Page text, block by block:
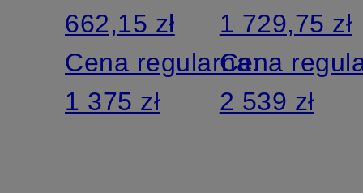
662,15 zł
Cena regularna:
1 375 zł
1 729,75 zł
Cena
2 539 zł